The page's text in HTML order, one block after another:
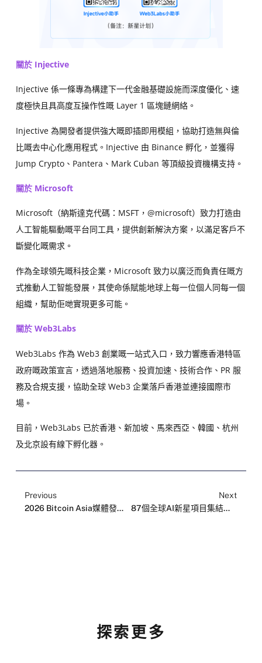
關於 Injective
Injective 係一條專為構建下一代金融基礎設施而深度優化、速
度極快且具高度互操作性嘅 Layer 1 區塊鏈網絡。
Injective 為開發者提供強大嘅即插即用模組，協助打造無與倫
比嘅去中心化應用程式。Injective 由 Binance 孵化，並獲得
Jump Crypto、Pantera、Mark Cuban 等頂級投資機構支持。
關於 Microsoft
Microsoft（納斯達克代碼：MSFT，@microsoft）致力打造由
人工智能驅動嘅平台同工具，提供創新解決方案，以滿足客戶不
斷變化嘅需求。
作為全球領先嘅科技企業，Microsoft 致力以廣泛而負責任嘅方
式推動人工智能發展，其使命係賦能地球上每一位個人同每一個
組織，幫助佢哋實現更多可能。
關於 Web3Labs
Web3Labs 作為 Web3 創業嘅一站式入口，致力響應香港特區
政府嘅政策宣言，透過落地服務、投資加速、技術合作、PR 服
務及合規支援，協助全球 Web3 企業落戶香港並連接國際市
場。
目前，Web3Labs 已於香港、新加坡、馬來西亞、韓國、杭州
及北京設有線下孵化器。
Previous
2026 Bitcoin Asia媒體發布會於香港舉行，亞洲頂級比特幣盛會即將登陸香江
Next
87個全球AI新星項目集結！Web3Labs X Injective X Microsoft AI新星計劃預選正式開啟！
探索更多